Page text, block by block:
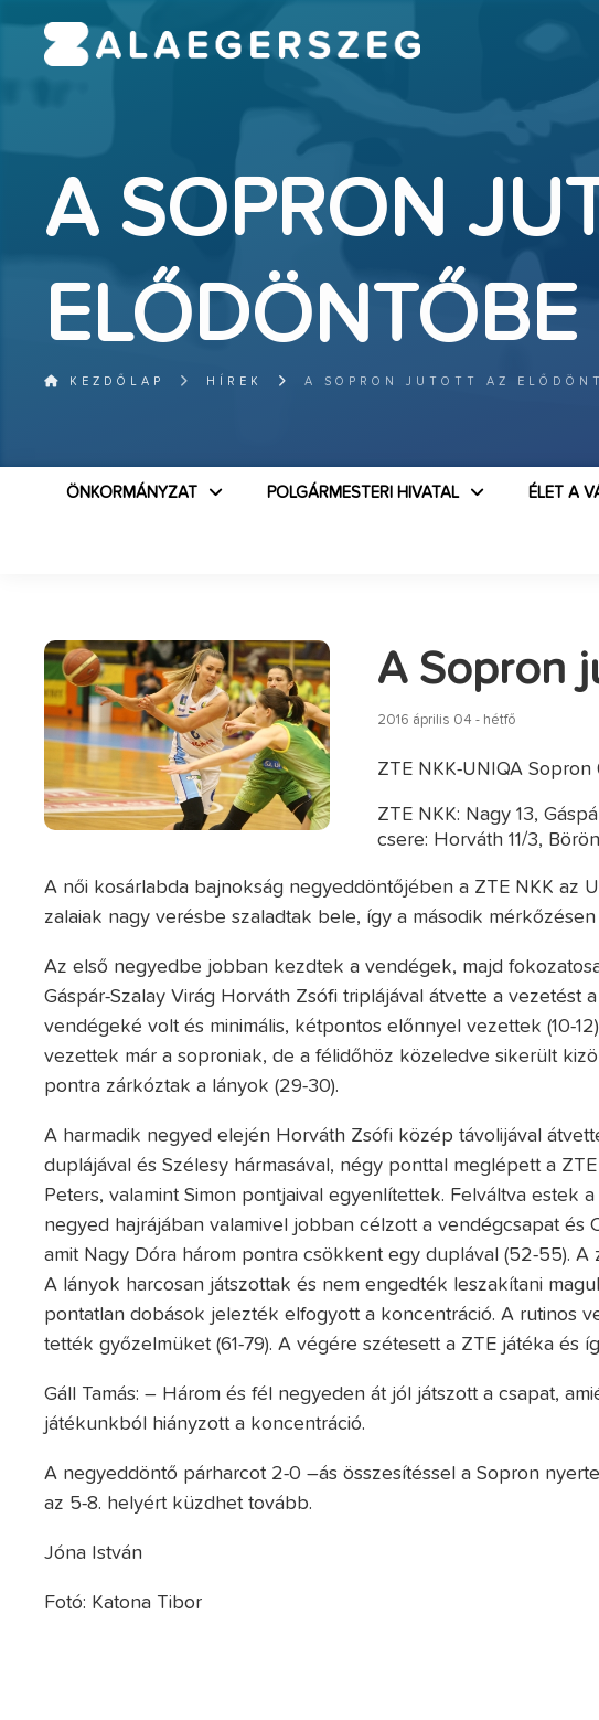
A SOPRON
ELŐDÖNTŐBE
KEZDŐLAP HÍREK A SOPRON JUTOTT AZ
ÖNKORMÁNYZAT POLGÁRMESTERI HIVATAL ÉLET A
A Sopron
2016 április 04 - hétfő
ZTE NKK-UNIQA Sopron
ZTE NKK: Nagy 13,
csere: Horváth 11/3,
A női kosárlabda bajnokság negyeddöntőjében a ZTE NKK az
zalaiak nagy verésbe szaladtak bele, így a második
Az első negyedbe jobban kezdtek a vendégek, majd
Gáspár-Szalay Virág Horváth Zsófi triplájával átvette a vezetést
vendégeké volt és minimális, kétpontos előnnyel vezettek (10-
vezettek már a soproniak, de a félidőhöz közeledve sikerült
pontra zárkóztak a lányok (29-30).
A harmadik negyed elején Horváth Zsófi közép távolijával
duplájával és Szélesy hármasával, négy ponttal meglépett a
Peters, valamint Simon pontjaival egyenlítettek. Felváltva estek
negyed hajrájában valamivel jobban célzott a vendégcsapat és
amit Nagy Dóra három pontra csökkent egy duplával (52-55).
A lányok harcosan játszottak és nem engedték leszakítani
pontatlan dobások jelezték elfogyott a koncentráció. A rutinos
tették győzelmüket (61-79). A végére szétesett a ZTE játéka és
Gáll Tamás: – Három és fél negyeden át jól játszott a csapat,
játékunkból hiányzott a koncentráció.
A negyeddöntő párharcot 2-0 –ás összesítéssel a Sopron
az 5-8. helyért küzdhet tovább.
Jóna István
Fotó: Katona Tibor